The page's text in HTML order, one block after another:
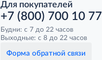
Для покупателей
+7 (800) 700 10 77
Будни: с 7 до 22 часов
Выходные: с 8 до 22 часов
Форма обратной связи